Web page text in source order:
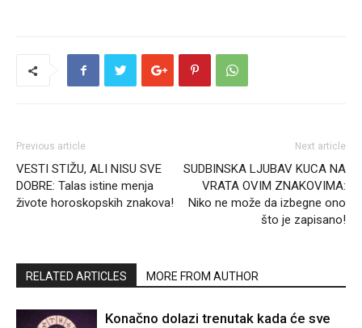
Previous article
VESTI STIŽU, ALI NISU SVE
DOBRE: Talas istine menja
živote horoskopskih znakova!
Next article
SUDBINSKA LJUBAV KUCA NA
VRATA OVIM ZNAKOVIMA:
Niko ne može da izbegne ono
što je zapisano!
RELATED ARTICLES MORE FROM AUTHOR
Konačno dolazi trenutak kada će sve